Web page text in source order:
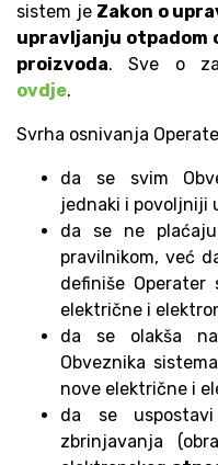
sistem je Zakon o
upravljanju
proizvoda. Sve o
ovdje.
Svrha osnivanja
da se svim
jednaki i povoljniji
da se ne plaćaju
pravilnikom, već
definiše
električne i
da se olakša
Obveznika
nove električne i
da se
zbrinjavanja